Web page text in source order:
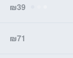
₪39
₪71